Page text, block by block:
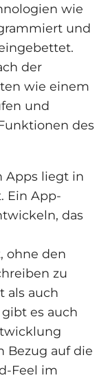
wie
und
der
wie einem
und
des
Apps liegt in
Ein App-
das
ohne den
zu
als auch
es auch
Bezug auf die
Feel im